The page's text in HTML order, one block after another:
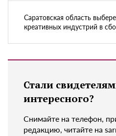
Саратовская область
креативных индустрий в
Стали
интересного?
Снимайте на телефон,
редакцию, читайте на